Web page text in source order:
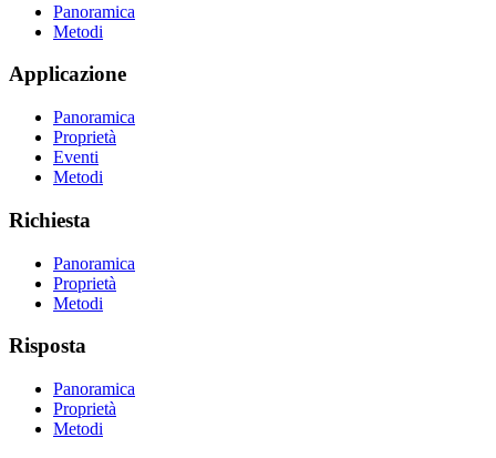
Panoramica
Metodi
Applicazione
Panoramica
Proprietà
Eventi
Metodi
Richiesta
Panoramica
Proprietà
Metodi
Risposta
Panoramica
Proprietà
Metodi